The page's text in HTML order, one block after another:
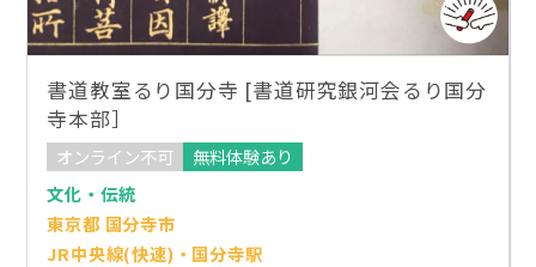
書道教室るり国分寺 [書道研究銀河会るり国分
寺本部］
オンライン不可
無料体験あり
文化・伝統
東京都 国分寺市
JR中央線(快速)・国分寺駅